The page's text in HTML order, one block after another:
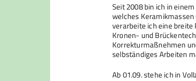
Seit 2008 bin ich in
welches
verarbeite ich eine
Kronen- und
Korrekturmaßnehmen
selbständiges Arbeiten
Ab 01.09. stehe ich in